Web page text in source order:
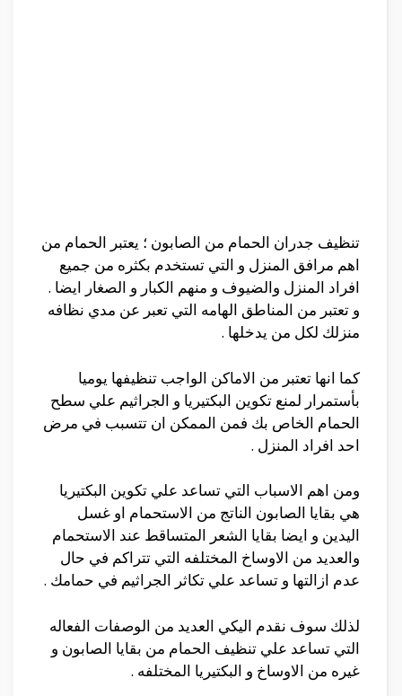
تنظيف جدران الحمام من الصابون ؛ يعتبر الحمام من
اهم مرافق المنزل و التي تستخدم بكثره من جميع
افراد المنزل والضيوف و منهم الكبار و الصغار ايضا .
و تعتبر من المناطق الهامه التي تعبر عن مدي نظافه
منزلك لكل من يدخلها .
كما انها تعتبر من الاماكن الواجب تنظيفها يوميا
بأستمرار لمنع تكوين البكتيريا و الجراثيم علي سطح
الحمام الخاص بك فمن الممكن ان تتسبب في مرض
احد افراد المنزل .
ومن اهم الاسباب التي تساعد علي تكوين البكتيريا
هي بقايا الصابون الناتج من الاستحمام او غسل
اليدين و ايضا بقايا الشعر المتساقط عند الاستحمام
والعديد من الاوساخ المختلفه التي تتراكم في حال
عدم ازالتها و تساعد علي تكاثر الجراثيم في حمامك .
لذلك سوف نقدم اليكي العديد من الوصفات الفعاله
التي تساعد علي تنظيف الحمام من بقايا الصابون و
غيره من الاوساخ و البكتيريا المختلفه .